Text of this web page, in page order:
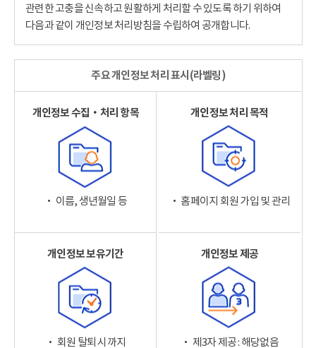
관련한 고충을 신속하고 원활하게 처리할 수 있도록 하기 위하여
다음과 같이 개인정보 처리방침을 수립하여 공개합니다.
주요 개인정보 처리 표시(라벨링)
개인정보 수집‧처리 항목
‧ 이름, 생년월일 등
개인정보 처리 목적
‧ 홈페이지 회원 가입 및 관리
개인정보 보유기간
‧ 회원 탈퇴 시까지
개인정보 제공
‧ 제3자 제공 : 해당없음